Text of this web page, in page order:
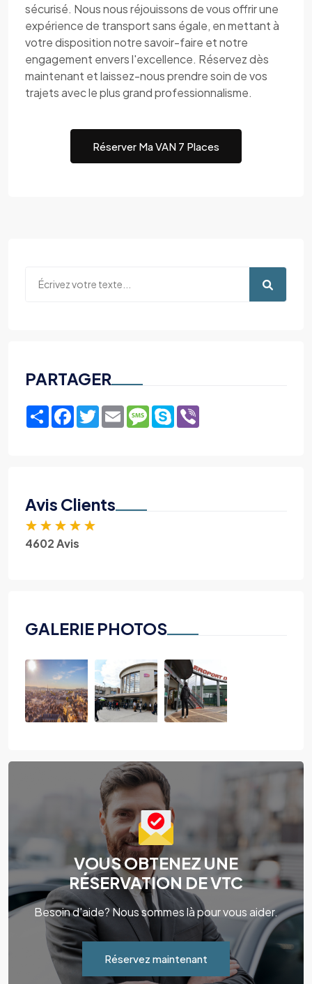
sécurisé. Nous nous réjouissons de vous offrir une
expérience de transport sans égale, en mettant à
votre disposition notre savoir-faire et notre
engagement envers l'excellence. Réservez dès
maintenant et laissez-nous prendre soin de vos
trajets avec le plus grand professionnalisme.
Réserver Ma VAN 7 Places
PARTAGER
ShareFacebook
TwitterEmailMessage
Skype
Avis Clients
★ ★ ★ ★ ★
4602 Avis
GALERIE PHOTOS
VOUS OBTENEZ UNE
RÉSERVATION DE VTC
Besoin d'aide? Nous sommes là pour vous aider.
Réservez maintenant